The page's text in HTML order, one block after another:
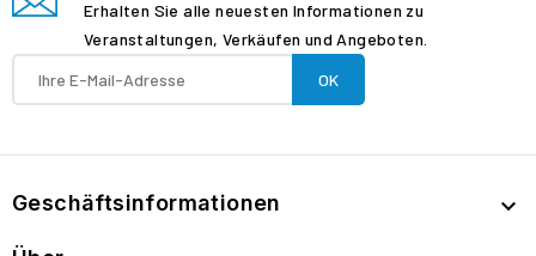
Erhalten Sie alle neuesten Informationen zu
Veranstaltungen, Verkäufen und Angeboten.
Geschäftsinformationen 